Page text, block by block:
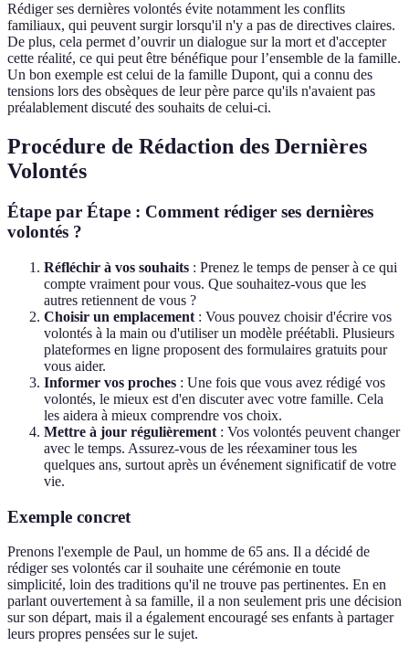
Rédiger ses dernières volontés évite notamment les conflits
familiaux, qui peuvent surgir lorsqu'il n'y a pas de directives claires.
De plus, cela permet d’ouvrir un dialogue sur la mort et d'accepter
cette réalité, ce qui peut être bénéfique pour l’ensemble de la famille.
Un bon exemple est celui de la famille Dupont, qui a connu des
tensions lors des obsèques de leur père parce qu'ils n'avaient pas
préalablement discuté des souhaits de celui-ci.
Procédure de Rédaction des Dernières
Volontés
Étape par Étape : Comment rédiger ses dernières
volontés ?
Réfléchir à vos souhaits : Prenez le temps de penser à ce qui
compte vraiment pour vous. Que souhaitez-vous que les
autres retiennent de vous ?
Choisir un emplacement : Vous pouvez choisir d'écrire vos
volontés à la main ou d'utiliser un modèle préétabli. Plusieurs
plateformes en ligne proposent des formulaires gratuits pour
vous aider.
Informer vos proches : Une fois que vous avez rédigé vos
volontés, le mieux est d'en discuter avec votre famille. Cela
les aidera à mieux comprendre vos choix.
Mettre à jour régulièrement : Vos volontés peuvent changer
avec le temps. Assurez-vous de les réexaminer tous les
quelques ans, surtout après un événement significatif de votre
vie.
Exemple concret
Prenons l'exemple de Paul, un homme de 65 ans. Il a décidé de
rédiger ses volontés car il souhaite une cérémonie en toute
simplicité, loin des traditions qu'il ne trouve pas pertinentes. En en
parlant ouvertement à sa famille, il a non seulement pris une décision
sur son départ, mais il a également encouragé ses enfants à partager
leurs propres pensées sur le sujet.